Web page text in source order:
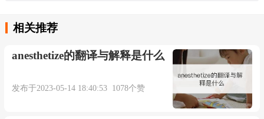
相关推荐
anesthetize的翻译与解释是什么
发布于2023-05-14 18:40:53 1078个赞